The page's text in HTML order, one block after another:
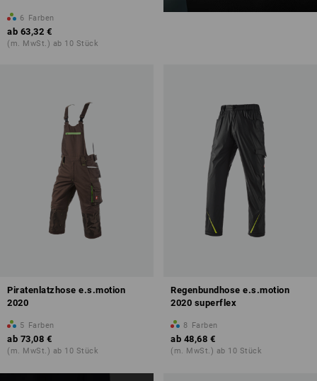
6 Farben
ab 63,32 €
(m. MwSt.) ab 10 Stück
Piratenlatzhose e.s.motion
2020
5 Farben
ab 73,08 €
(m. MwSt.) ab 10 Stück
Regenbundhose e.s.motion
2020 superflex
8 Farben
ab 48,68 €
(m. MwSt.) ab 10 Stück